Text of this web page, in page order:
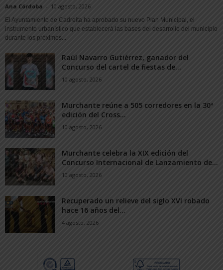
Ana Córdoba - 10 agosto, 2026
El Ayuntamiento de Cadreita ha aprobado su nuevo Plan Municipal, el
instrumento urbanístico que establecerá las bases del desarrollo del municipio
durante los próximos...
Raúl Navarro Gutiérrez, ganador del
Concurso del cartel de fiestas de...
10 agosto, 2026
Murchante reúne a 505 corredores en la 30ª
edición del Cross...
10 agosto, 2026
Murchante celebra la XIX edición del
Concurso Internacional de Lanzamiento de...
10 agosto, 2026
Recuperado un relieve del siglo XVI robado
hace 16 años del...
4 agosto, 2026